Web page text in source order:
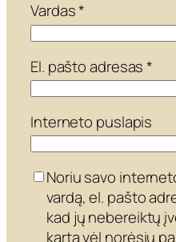
Vardas*
El. pašto adresas*
Interneto puslapis
Noriu savo
vardą, el. pašto
kad jų nebereiktų
kartą vėl norėsiu